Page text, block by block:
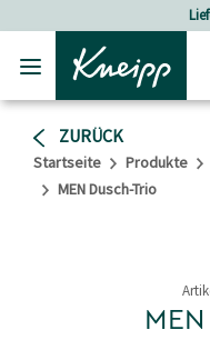
ZURÜCK
Startseite Produkte
MEN Dusch-Trio